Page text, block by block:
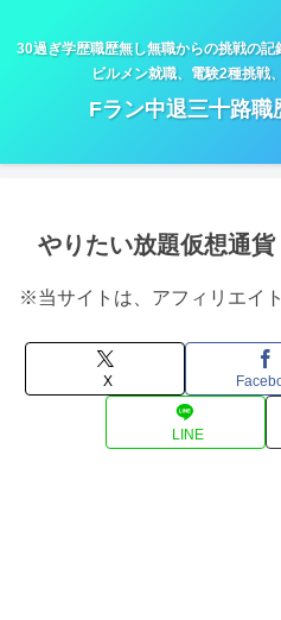
30過ぎ学歴職歴無し無職からの挑戦の記
ビルメン就職、電験2種挑戦
Fラン中退三十路職
やりたい放題仮想通貨
※当サイトは、アフィリエイ
X
LINE